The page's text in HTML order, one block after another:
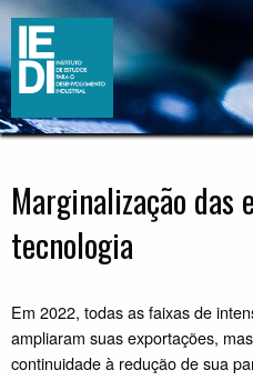
Marginalização das
tecnologia
Em 2022, todas as faixas de
ampliaram suas exportações,
continuidade à redução de sua